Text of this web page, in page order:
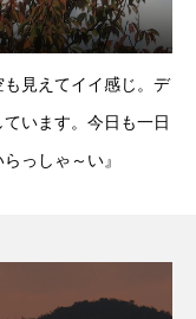
見えてイイ感じ。デ
います。今日も一日
っしゃ～い』